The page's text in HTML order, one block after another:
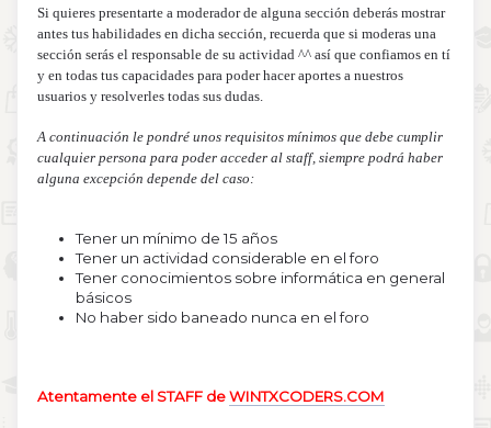
Si quieres presentarte a moderador de alguna sección deberás mostrar
antes tus habilidades en dicha sección, recuerda que si moderas una
sección serás el responsable de su actividad ^^ así que confiamos en tí
y en todas tus capacidades para poder hacer aportes a nuestros
usuarios y resolverles todas sus dudas.
A continuación le pondré unos requisitos mínimos que debe cumplir
cualquier persona para poder acceder al staff, siempre podrá haber
alguna excepción depende del caso:
Tener un mínimo de 15 años
Tener un actividad considerable en el foro
Tener conocimientos sobre informática en general
básicos
No haber sido baneado nunca en el foro
Atentamente el STAFF deWINTXCODERS.COM